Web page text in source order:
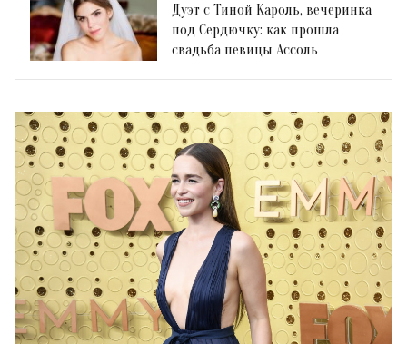
Дуэт с Тиной Кароль, вечеринка
под Сердючку: как прошла
свадьба певицы Ассоль